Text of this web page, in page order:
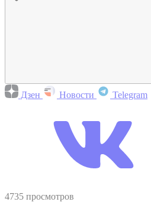
Дзен Новости Telegram
4735 просмотров